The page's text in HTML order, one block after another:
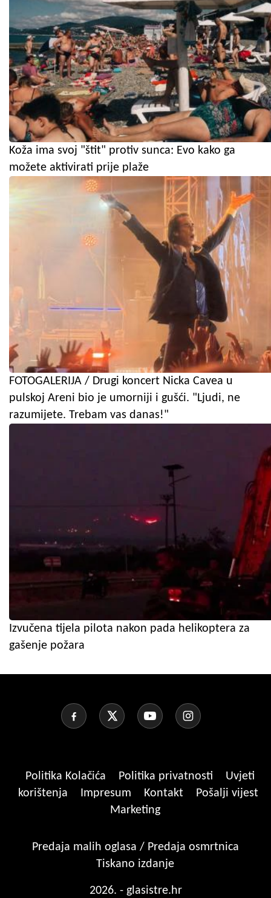
Koža ima svoj "štit" protiv sunca: Evo kako ga
možete aktivirati prije plaže
FOTOGALERIJA / Drugi koncert Nicka Cavea u
pulskoj Areni bio je umorniji i gušći. "Ljudi, ne
razumijete. Trebam vas danas!"
Izvučena tijela pilota nakon pada helikoptera za
gašenje požara
Politika Kolačića Politika privatnosti
Uvjeti
korištenja
Impresum Kontakt
Pošalji vijest
Marketing
Predaja malih oglasa / Predaja osmrtnica
Tiskano izdanje
2026. - glasistre.hr